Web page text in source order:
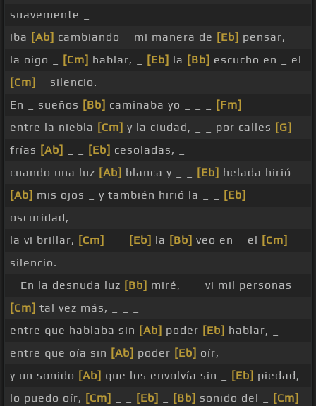
suavemente _
iba [Ab] cambiando _ mi manera de [Eb] pensar, _
la oigo _
[Cm] hablar, _ [Eb] la [Bb] escucho en _ el
[Cm]
_ silencio.
En _ sueños [Bb] caminaba yo _ _ _
[Fm]
entre la niebla [Cm] y la ciudad, _ _ por calles [G]
frías [Ab] [Eb] cesoladas, _
cuando una luz [Ab] blanca y _ _ [Eb] helada hirió
[Ab] mis ojos _ y también hirió la _ _
[Eb]
oscuridad,
la vi brillar, [Cm] [Eb] la [Bb] veo en _ el [Cm]
silencio.
_ En la desnuda luz [Bb] miré, _ _ vi mil personas
[Cm] tal vez más, _ _ _
entre que hablaba sin [Ab] poder [Eb] hablar, _
entre que oía sin [Ab] poder [Eb] oír,
y un sonido [Ab] que los envolvía sin _ [Eb] piedad,
lo puedo oír, [Cm] [Eb] [Bb] sonido del _
[Cm]